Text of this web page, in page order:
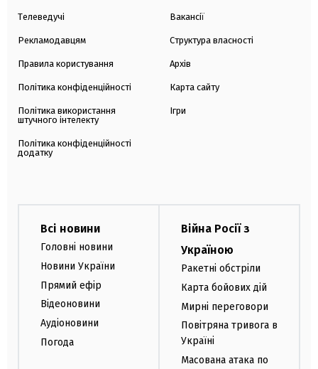
Телеведучі
Рекламодавцям
Правила користування
Політика конфіденційності
Політика використання
штучного інтелекту
Політика конфіденційності
додатку
Вакансії
Структура власності
Архів
Карта сайту
Ігри
Всі новини
Головні новини
Новини України
Прямий ефір
Відеоновини
Аудіоновини
Погода
Війна Росії з
Україною
Ракетні обстріли
Карта бойових дій
Мирні переговори
Повітряна тривога в
Україні
Масована атака по